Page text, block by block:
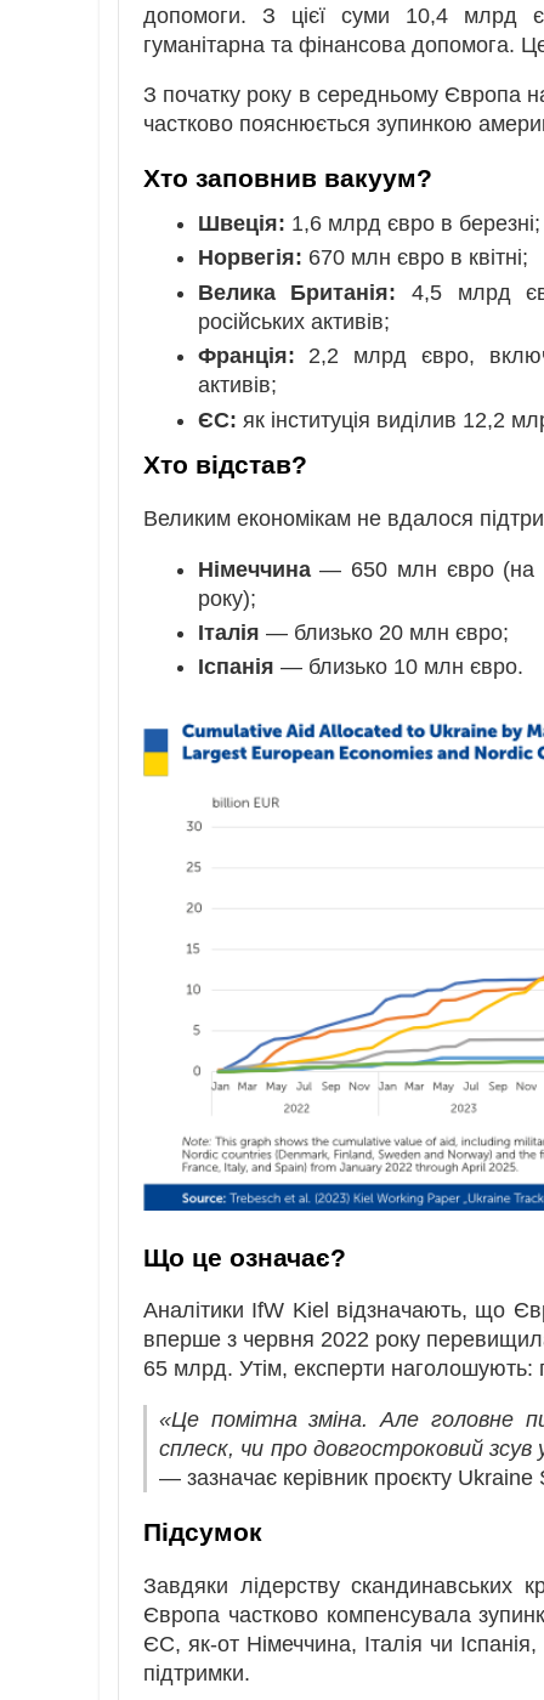
допомоги. З цієї суми 10,4 млрд
гуманітарна та фінансова допомога.
З початку року в середньому Європа
частково пояснюється зупинкою
Хто заповнив вакуум?
Швеція: 1,6 млрд євро в березні;
Норвегія: 670 млн євро в квітні;
Велика Британія: 4,5 млрд
російських активів;
Франція: 2,2 млрд євро,
активів;
ЄС: як інституція виділив 12,2
Хто відстав?
Великим економікам не вдалося
Німеччина— 650 млн євро (на
року);
Італія — близько 20 млн євро;
Іспанія — близько 10 млн євро.
Що це означає?
Аналітики IfW Kiel відзначають, що
вперше з червня 2022 року
65 млрд. Утім, експерти наголошують:
«Це помітна зміна. Але головне
сплеск, чи про довгостроковий зсув
— зазначає керівник проєкту
Підсумок
Завдяки лідерству скандинавських
Європа частково компенсувала
ЄС, як-от Німеччина, Італія чи
підтримки.